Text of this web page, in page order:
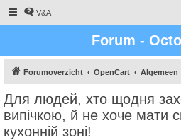
V&A
Forum -
Forumoverzicht OpenCart Algemeen
Для людей, хто щодня
випічкою, й не хоче мати
кухонній зоні!